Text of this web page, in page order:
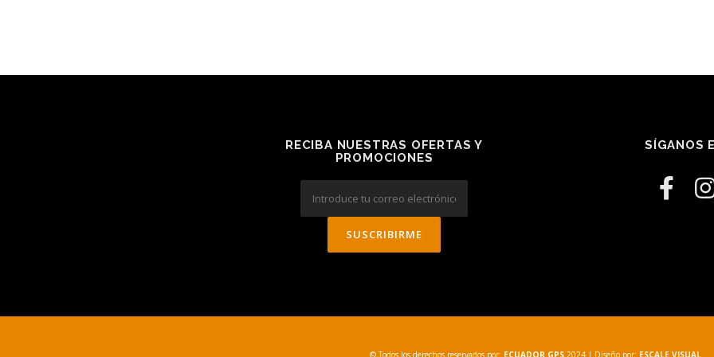
RECIBA NUESTRAS OFERTAS Y
PROMOCIONES
SÍGANOS
© Todos los derechos reservados por: ECUADOR GPS 2024 | Diseño por: ESCALE VISUAL